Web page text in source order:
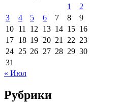
1
2
3
4 5 6 7 8
9
10 11 12 13 14 15 16
17 18 19 20 21 22 23
24 25 26 27 28 29 30
31
« Июл
Рубрики